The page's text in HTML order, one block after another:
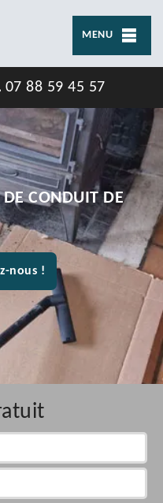
MENU
07 88 59 45 57
CONDUIT DE
nous !